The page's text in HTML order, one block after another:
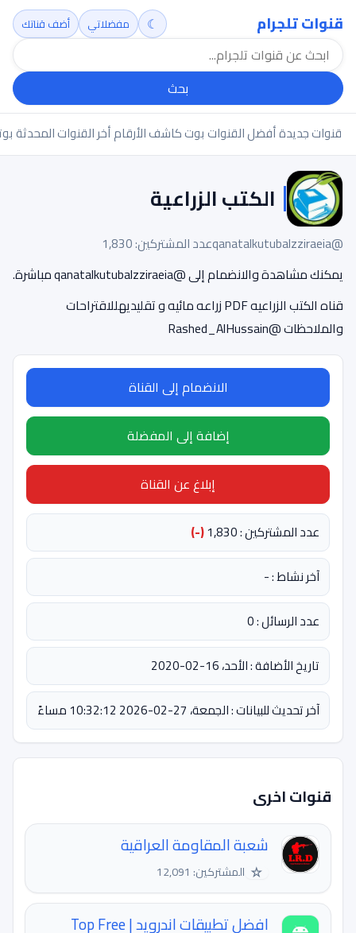
قنوات تلجرام
بحث
☾ مفضلاتي أضف قناتك
قنوات جديدةأفضل القنواتبوت كاشف الأرقامأخر القنوات المحدثة
الكتب الزراعية
@qanatalkutubalzziraeia
عدد المشتركين: 1,830
يمكنك مشاهدة والانضمام إلى @qanatalkutubalzziraeia مباشرة.
قناه الكتب الزراعيه PDF زراعه مائيه و تقليديهللاقتراحات
والملاحظات @Rashed_AlHussain
الانضمام إلى القناة
إضافة إلى المفضلة
إبلاغ عن القناة
عدد المشتركين : 1,830
(-)
آخر نشاط : -
عدد الرسائل : 0
تاريخ الأضافة : الأحد، 16-02-2020
آخر تحديث للبيانات : الجمعة، 27-02-2026 10:32:12 مساءً
قنوات اخرى
شعبة المقاومة العراقية
☆ المشتركين: 12,091
افضل تطبيقات اندرويد | Top Free